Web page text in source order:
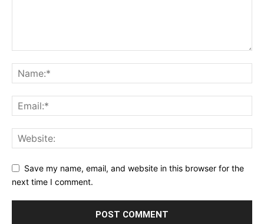
Save my name, email, and website in this browser for the
next time I comment.